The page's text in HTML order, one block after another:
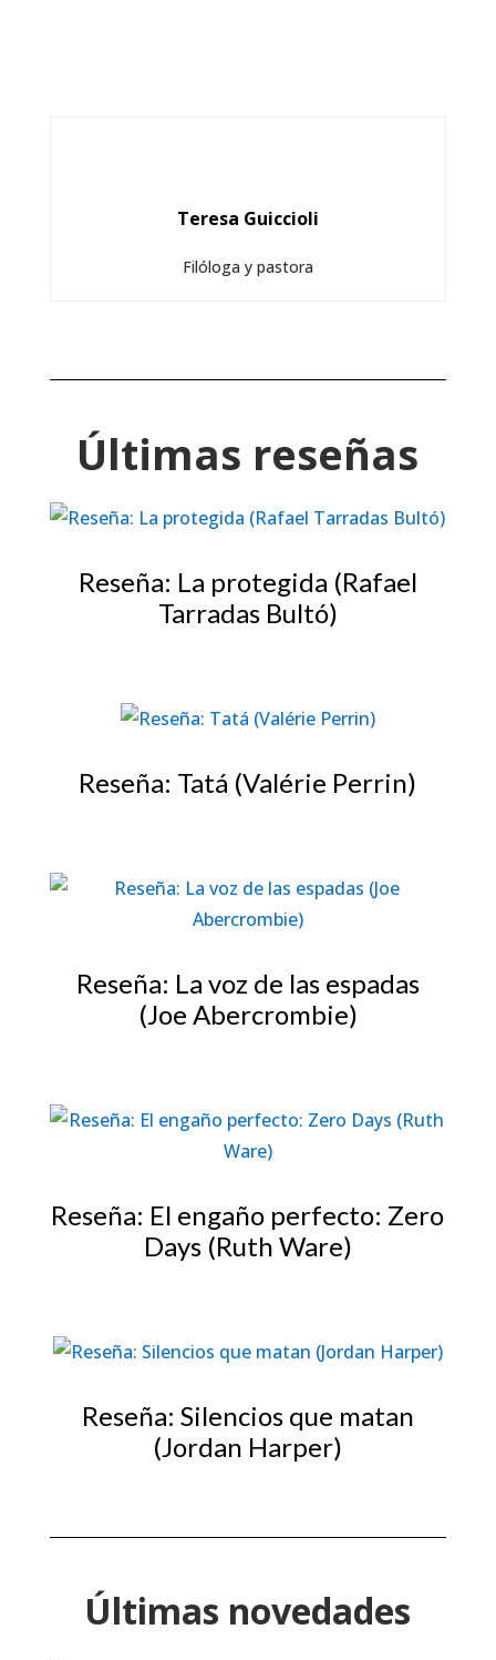
Teresa Guiccioli
Filóloga y pastora
Últimas reseñas
Reseña: La protegida (Rafael
Tarradas Bultó)
Reseña: Tatá (Valérie Perrin)
Reseña: La voz de las espadas
(Joe Abercrombie)
Reseña: El engaño perfecto: Zero
Days (Ruth Ware)
Reseña: Silencios que matan
(Jordan Harper)
Últimas novedades